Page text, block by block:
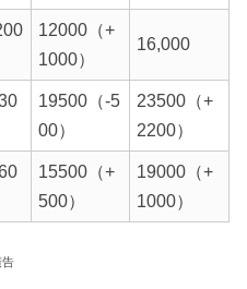
12000（+
1000）
16,000
19500（-5
00）
23500（+
2200）
15500（+
500）
19000（+
1000）
告